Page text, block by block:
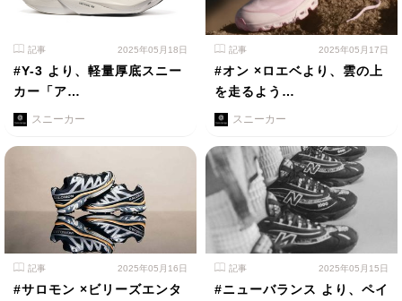
記事 2025年05月18日
#Y-3 より、軽量厚底スニー
カー「ア…
スニーカー
記事 2025年05月17日
#オン ×ロエベより、雲の上
を走るよう…
スニーカー
記事 2025年05月16日
#サロモン ×ビリーズエンタ
記事 2025年05月15日
#ニューバランス より、ペイ